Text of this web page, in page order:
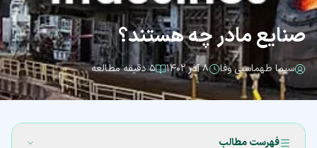
صنایع مادر چه هستند؟
سیما طهماسبی وفا ۸ آذر ۱۴۰۲ ۵ دقیقه مطالعه
فهرست مطالب